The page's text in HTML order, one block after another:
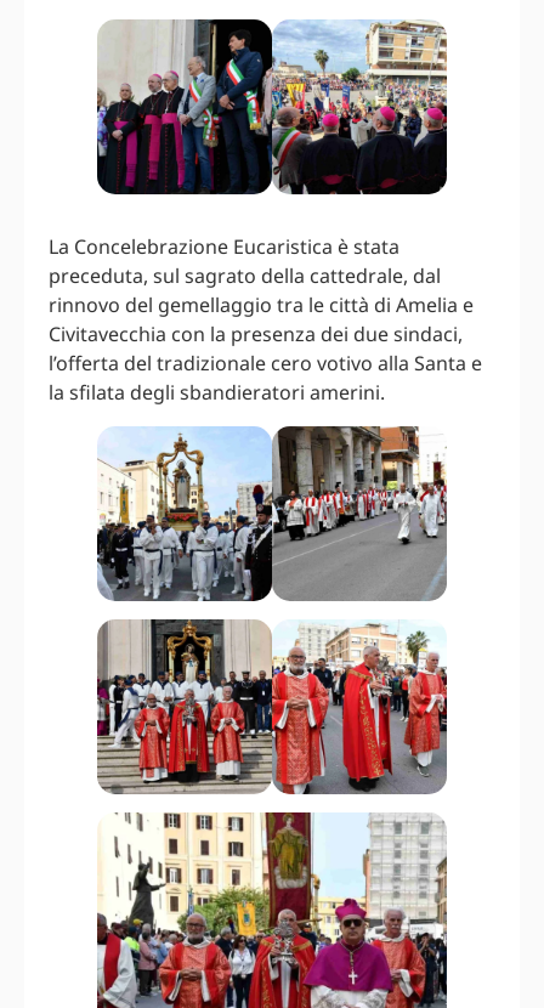
La Concelebrazione Eucaristica è stata
preceduta, sul sagrato della cattedrale, dal
rinnovo del gemellaggio tra le città di Amelia e
Civitavecchia con la presenza dei due sindaci,
l’offerta del tradizionale cero votivo alla Santa e
la sfilata degli sbandieratori amerini.